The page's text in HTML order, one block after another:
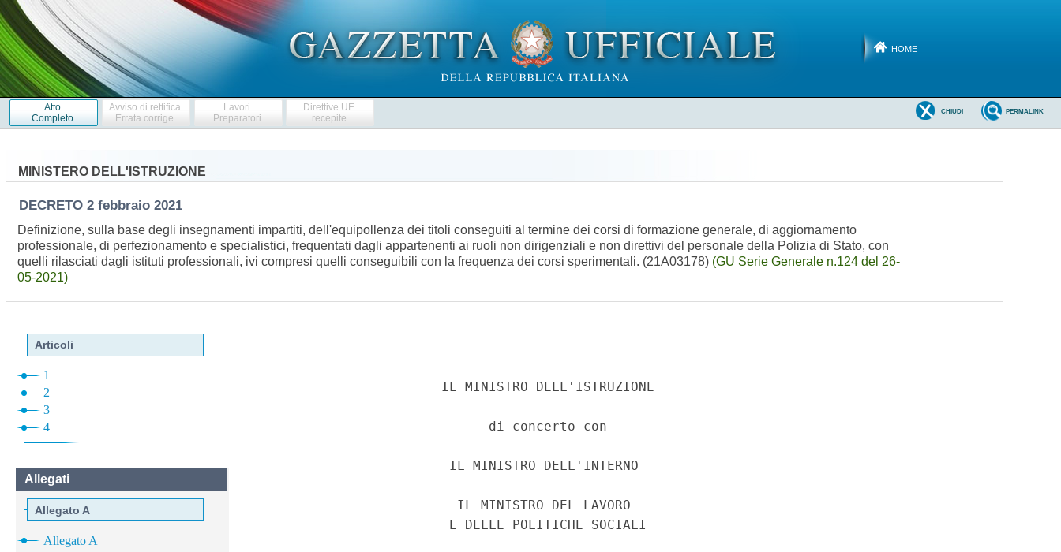
HOME
Atto
Completo
Avviso di rettifica
Errata corrige
Lavori
Preparatori
Direttive UE
recepite
PERMALINK
CHIUDI
MINISTERO DELL'ISTRUZIONE
DECRETO 2 febbraio 2021
Definizione, sulla base degli insegnamenti impartiti, dell'equipollenza dei titoli conseguiti al termine dei corsi di formazione generale, di aggiornamento
professionale, di perfezionamento e specialistici, frequentati dagli appartenenti ai ruoli non dirigenziali e non direttivi del personale della Polizia di Stato, con
quelli rilasciati dagli istituti professionali, ivi compresi quelli conseguibili con la frequenza dei corsi sperimentali. (21A03178) (GU Serie Generale n.124 del 26-
05-2021)